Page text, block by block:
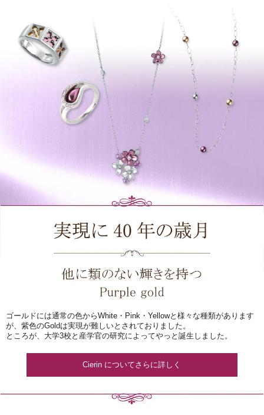
ゴールドには通常の色からWhite・Pink・Yellowと様々な種類があります
が、紫色のGoldは実現が難しいとされておりました。
ところが、大学3校と産学官の研究によってやっと誕生しました。
Cierin についてさらに詳しく